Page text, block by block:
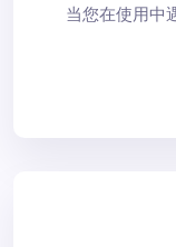
当您在使用中